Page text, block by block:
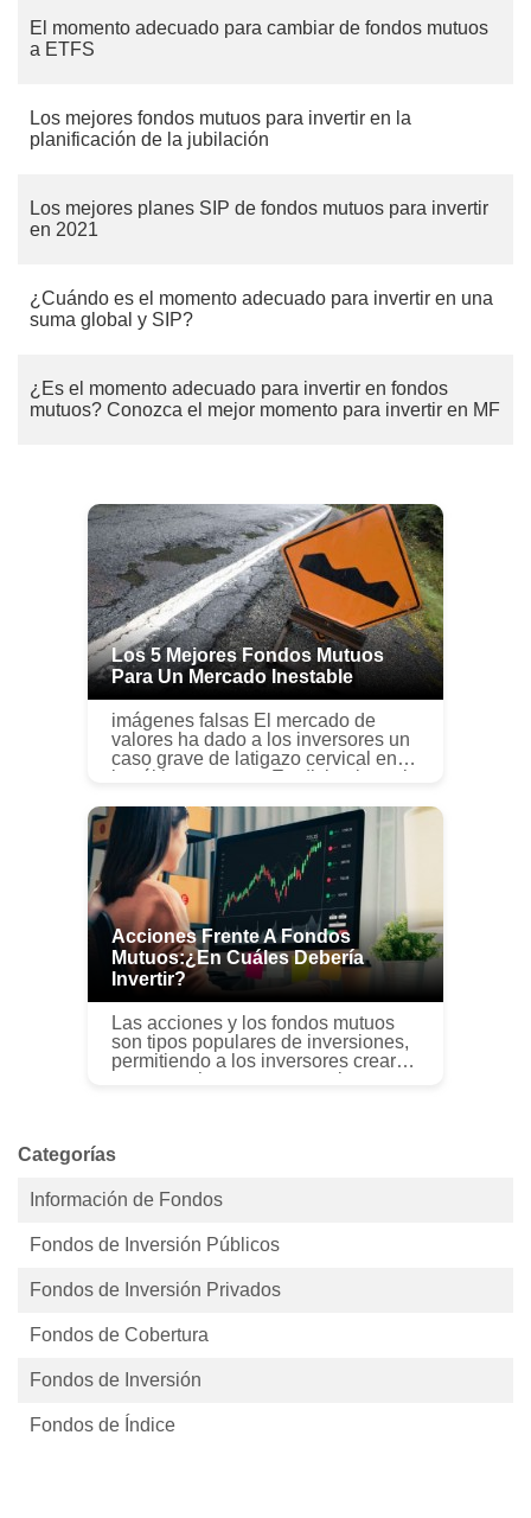
El momento adecuado para cambiar de fondos mutuos
a ETFS
Los mejores fondos mutuos para invertir en la
planificación de la jubilación
Los mejores planes SIP de fondos mutuos para invertir
en 2021
¿Cuándo es el momento adecuado para invertir en una
suma global y SIP?
¿Es el momento adecuado para invertir en fondos
mutuos? Conozca el mejor momento para invertir en MF
Los 5 Mejores Fondos Mutuos
Para Un Mercado Inestable
imágenes falsas El mercado de
valores ha dado a los inversores un
caso grave de latigazo cervical en
los últimos meses. En diciembre, el
&Poors cayó un 9%. Desde e...
Acciones Frente A Fondos
Mutuos:¿en Cuáles Debería
Invertir?
Las acciones y los fondos mutuos
son tipos populares de inversiones,
permitiendo a los inversores crear
carteras y hacer crecer su riqueza.
Categorías
Información de Fondos
Fondos de Inversión Públicos
Fondos de Inversión Privados
Fondos de Cobertura
Fondos de Inversión
Fondos de Índice